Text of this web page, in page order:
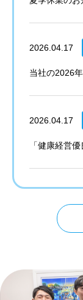
2026.04.17
当社の2026
2026.04.17
「健康経営